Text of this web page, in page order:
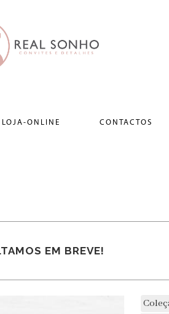
LOJA-ONLINE CONTACTOS
EM BREVE!